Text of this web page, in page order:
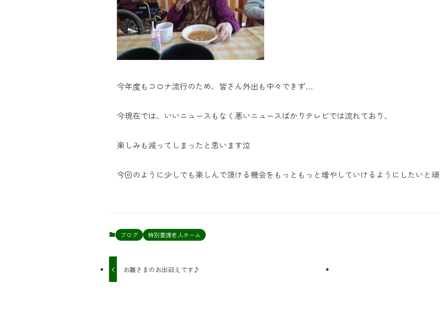
今年度もコロナ流行のため、皆さん外出も中々できず…
今現在では、いいニュースもなく悪いニュースばかりテレビでは流れており、
楽しみも減ってしまったと思います泣
今回のように少しでも楽しんで頂ける機会をもっともっと増やしていけるようにしたいと
ブログ 特別養護老人ホーム
お雛さまのお出迎えです♪